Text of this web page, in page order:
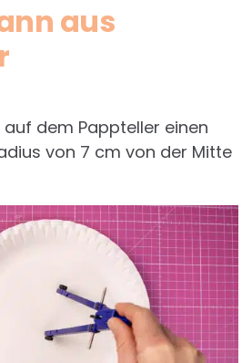
aus
dem Pappteller einen
von 7 cm von der Mitte